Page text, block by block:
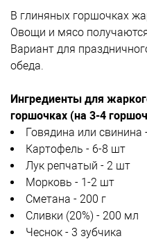
В глиняных горшочках
Овощи и мясо
Вариант для
обеда.
Ингредиенты для
горшочках (на 3-4
Говядина или свинина
Картофель - 6-8 шт
Лук репчатый - 2 шт
Морковь - 1-2 шт
Сметана - 200 г
Сливки (20%) - 200 мл
Чеснок - 3 зубчика